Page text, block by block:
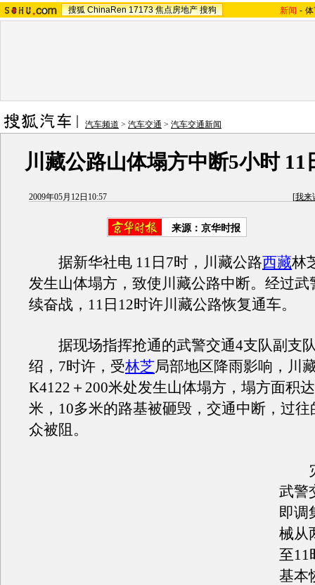
搜狐 ChinaRen 17173 焦点房地产 搜狗 新闻 -
汽车频道 > 汽车交通 > 汽车交通新闻
川藏公路山体塌方中断5小时 11
2009年05月12日10:57 [我来
来源： 京华时报
据新华社电 11日7时，川藏公路西藏林
发生山体塌方，致使川藏公路中断。经过武
续奋战，11日12时许川藏公路恢复通车。
据现场指挥抢通的武警交通4支队副支
绍，7时许，受林芝局部地区降雨影响，川
K4122＋200米处发生山体塌方，塌方面积
米，10多米的路基被砸毁，交通中断，过往
众被阻。
灾
武警
即调
械从
至11
基本